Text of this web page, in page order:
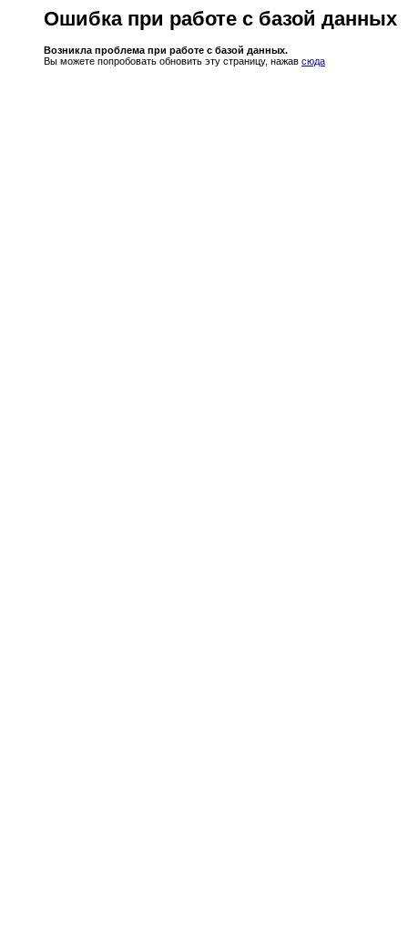
Ошибка при работе с базой данных
Возникла проблема при работе с базой данных.
Вы можете попробовать обновить эту страницу, нажав сюда